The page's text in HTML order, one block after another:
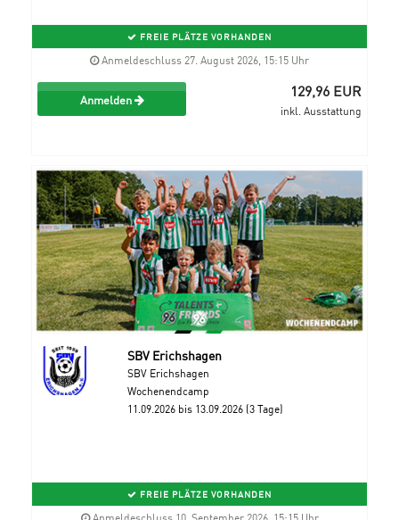
FREIE PLÄTZE VORHANDEN
Anmeldeschluss 27. August 2026, 15:15 Uhr
Anmelden 129,96 EUR
inkl. Ausstattung
SBV Erichshagen
SBV Erichshagen
Wochenendcamp
11.09.2026 bis 13.09.2026 (3 Tage)
FREIE PLÄTZE VORHANDEN